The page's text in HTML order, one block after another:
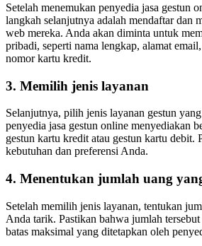
Setelah menemukan penyedia jasa gestun
langkah selanjutnya adalah mendaftar dan
web mereka. Anda akan diminta untuk
pribadi, seperti nama lengkap, alamat
nomor kartu kredit.
3. Memilih jenis layanan
Selanjutnya, pilih jenis layanan gestun
penyedia jasa gestun online menyediakan
gestun kartu kredit atau gestun kartu debit.
kebutuhan dan preferensi Anda.
4. Menentukan jumlah uang
Setelah memilih jenis layanan, tentukan
Anda tarik. Pastikan bahwa jumlah
batas maksimal yang ditetapkan oleh